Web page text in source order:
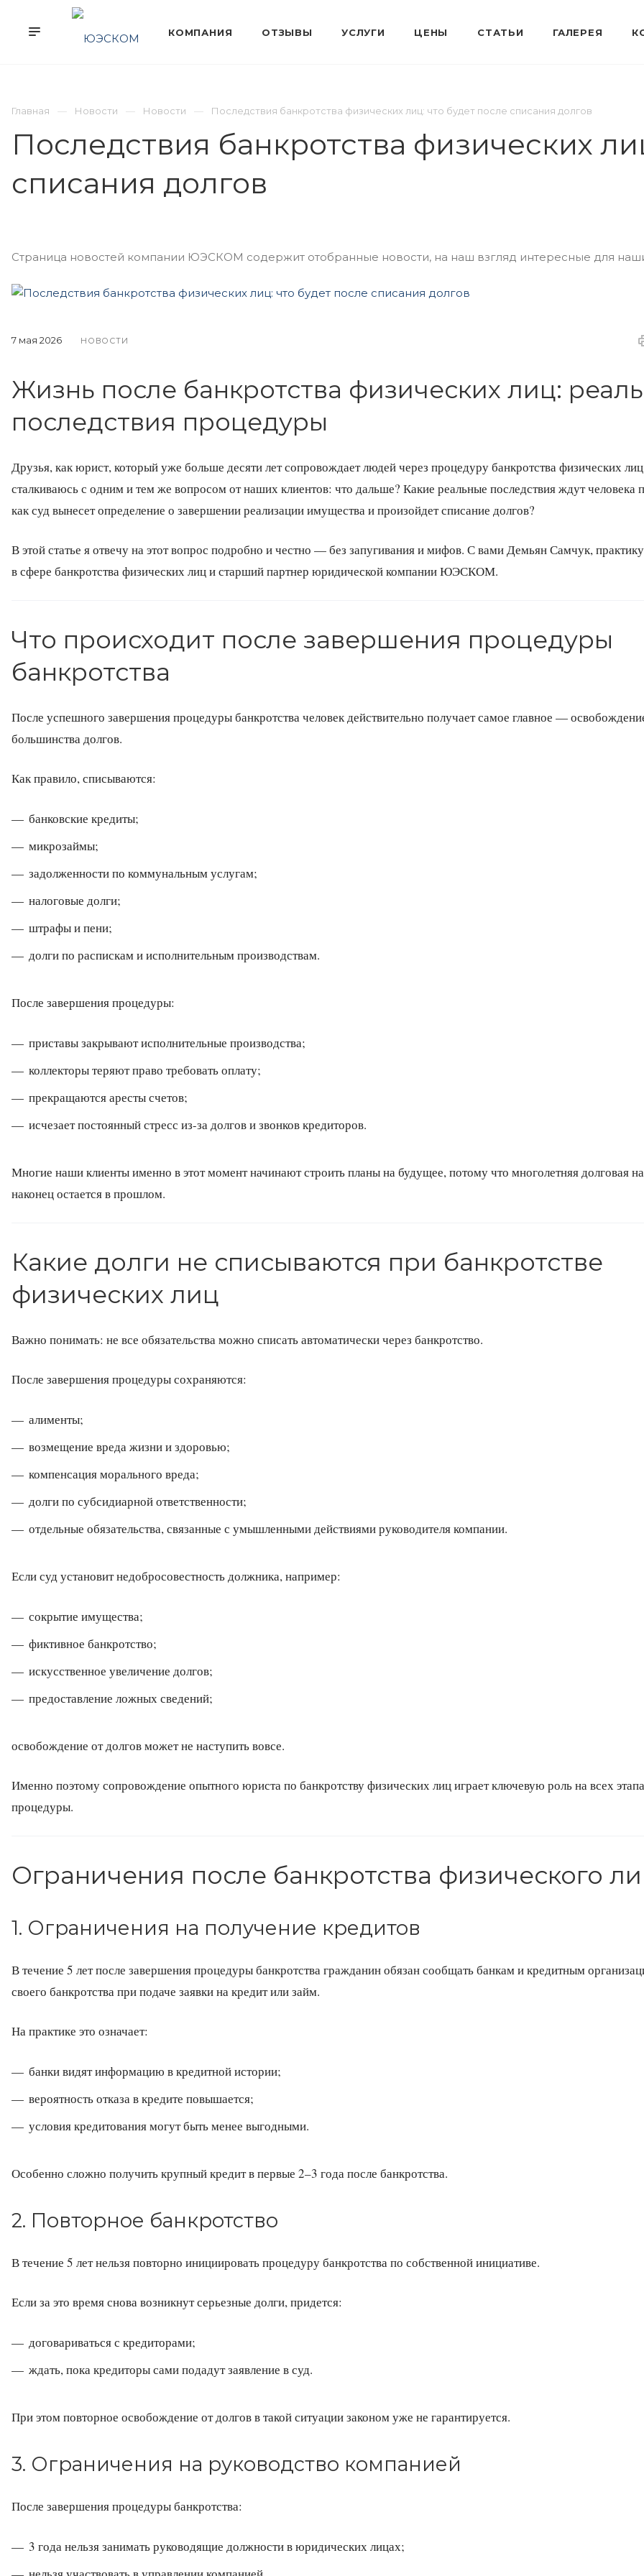
Главная Новости Новости Последствия банкротства физических лиц: что будет после списания долгов
Последствия банкротства физических
списания долгов
Страница новостей компании ЮЭСКОМ содержит отобранные новости, на наш взгляд интересные для
7 мая 2026 НОВОСТИ
Жизнь после банкротства физических лиц:
последствия процедуры
Друзья, как юрист, который уже больше десяти лет сопровождает людей через процедуру банкротства физических
сталкиваюсь с одним и тем же вопросом от наших клиентов: что дальше? Какие реальные последствия ждут человека
как суд вынесет определение о завершении реализации имущества и произойдет списание долгов?
В этой статье я отвечу на этот вопрос подробно и честно — без запугивания и мифов. С вами Демьян Самчук,
в сфере банкротства физических лиц и старший партнер юридической компании ЮЭСКОМ.
Что происходит после завершения процедуры
банкротства
После успешного завершения процедуры банкротства человек действительно получает самое главное —
большинства долгов.
Как правило, списываются:
банковские кредиты;
микрозаймы;
задолженности по коммунальным услугам;
налоговые долги;
штрафы и пени;
долги по распискам и исполнительным производствам.
После завершения процедуры:
приставы закрывают исполнительные производства;
коллекторы теряют право требовать оплату;
прекращаются аресты счетов;
исчезает постоянный стресс из-за долгов и звонков кредиторов.
Многие наши клиенты именно в этот момент начинают строить планы на будущее, потому что многолетняя долговая
наконец остается в прошлом.
Какие долги не списываются при банкротстве
физических лиц
Важно понимать: не все обязательства можно списать автоматически через банкротство.
После завершения процедуры сохраняются:
алименты;
возмещение вреда жизни и здоровью;
компенсация морального вреда;
долги по субсидиарной ответственности;
отдельные обязательства, связанные с умышленными действиями руководителя компании.
Если суд установит недобросовестность должника, например:
сокрытие имущества;
фиктивное банкротство;
искусственное увеличение долгов;
предоставление ложных сведений;
освобождение от долгов может не наступить вовсе.
Именно поэтому сопровождение опытного юриста по банкротству физических лиц играет ключевую роль на всех
процедуры.
Ограничения после банкротства физического
1. Ограничения на получение кредитов
В течение 5 лет после завершения процедуры банкротства гражданин обязан сообщать банкам и кредитным
своего банкротства при подаче заявки на кредит или займ.
На практике это означает:
банки видят информацию в кредитной истории;
вероятность отказа в кредите повышается;
условия кредитования могут быть менее выгодными.
Особенно сложно получить крупный кредит в первые 2–3 года после банкротства.
2. Повторное банкротство
В течение 5 лет нельзя повторно инициировать процедуру банкротства по собственной инициативе.
Если за это время снова возникнут серьезные долги, придется:
договариваться с кредиторами;
ждать, пока кредиторы сами подадут заявление в суд.
При этом повторное освобождение от долгов в такой ситуации законом уже не гарантируется.
3. Ограничения на руководство компанией
После завершения процедуры банкротства:
3 года нельзя занимать руководящие должности в юридических лицах;